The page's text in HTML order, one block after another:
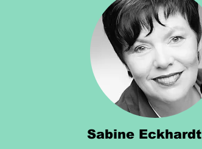
Sabine Eckhardt